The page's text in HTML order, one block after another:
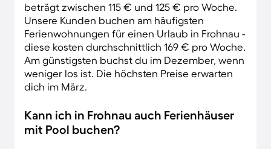
beträgt zwischen 115 € und 125 € pro Woche.
Unsere Kunden buchen am häufigsten
Ferienwohnungen für einen Urlaub in Frohnau -
diese kosten durchschnittlich 169 € pro Woche.
Am günstigsten buchst du im Dezember, wenn
weniger los ist. Die höchsten Preise erwarten
dich im März.
Kann ich in Frohnau auch Ferienhäuser
mit Pool buchen?